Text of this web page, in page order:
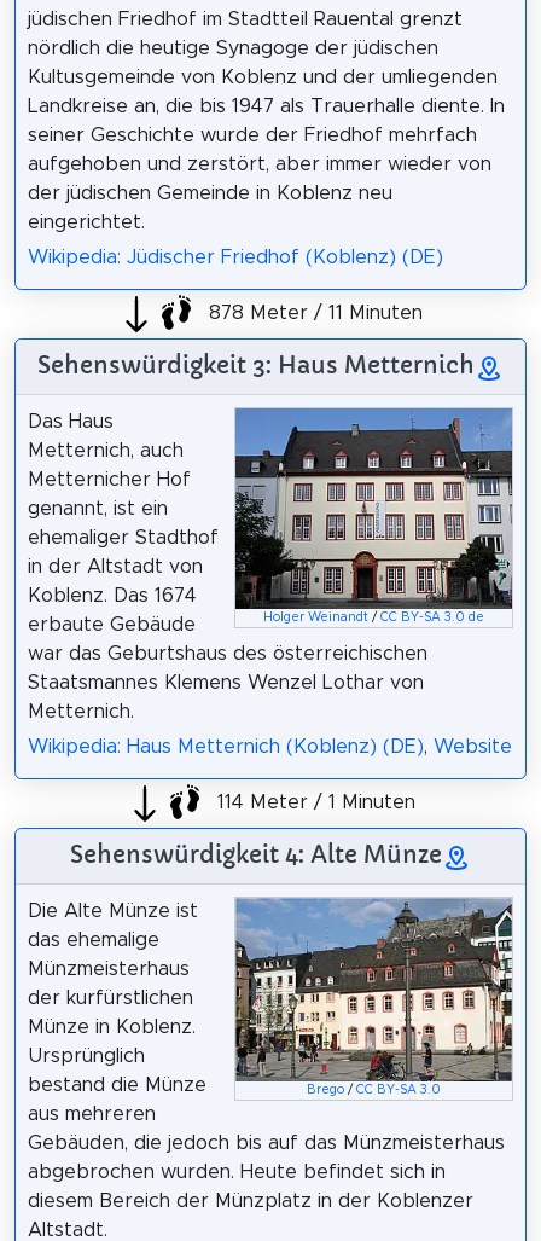
jüdischen Friedhof im Stadtteil Rauental grenzt
nördlich die heutige Synagoge der jüdischen
Kultusgemeinde von Koblenz und der umliegenden
Landkreise an, die bis 1947 als Trauerhalle diente. In
seiner Geschichte wurde der Friedhof mehrfach
aufgehoben und zerstört, aber immer wieder von
der jüdischen Gemeinde in Koblenz neu
eingerichtet.
Wikipedia: Jüdischer Friedhof (Koblenz) (DE)
878 Meter / 11 Minuten
Sehenswürdigkeit 3: Haus Metternich
Holger Weinandt /CC BY-SA 3.0 de
Das Haus
Metternich, auch
Metternicher Hof
genannt, ist ein
ehemaliger Stadthof
in der Altstadt von
Koblenz. Das 1674
erbaute Gebäude
war das Geburtshaus des österreichischen
Staatsmannes Klemens Wenzel Lothar von
Metternich.
Wikipedia: Haus Metternich (Koblenz) (DE), Website
114 Meter / 1 Minuten
Sehenswürdigkeit 4: Alte Münze
Brego /CC BY-SA 3.0
Die Alte Münze ist
das ehemalige
Münzmeisterhaus
der kurfürstlichen
Münze in Koblenz.
Ursprünglich
bestand die Münze
aus mehreren
Gebäuden, die jedoch bis auf das Münzmeisterhaus
abgebrochen wurden. Heute befindet sich in
diesem Bereich der Münzplatz in der Koblenzer
Altstadt.